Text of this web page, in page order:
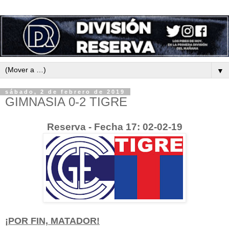
▼
sábado, 2 de febrero de 2019
GIMNASIA 0-2 TIGRE
Reserva - Fecha 17: 02-02-19
¡POR FIN, MATADOR!